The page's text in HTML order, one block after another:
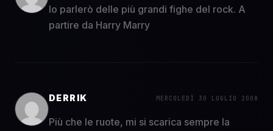
Io parlerò delle più grandi fighe del rock. A
partire da Harry Marry
DERRIK MERCOLEDÌ 30 LUGLIO 2008
Più che le ruote, mi si scarica sempre la